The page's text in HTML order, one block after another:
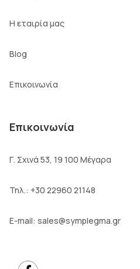
Η εταιρία μας
Blog
Επικοινωνία
Επικοινωνία
Γ. Σχινά 53, 19 100 Μέγαρα
Τηλ.: +30 22960 21148
E-mail: sales@symplegma.gr